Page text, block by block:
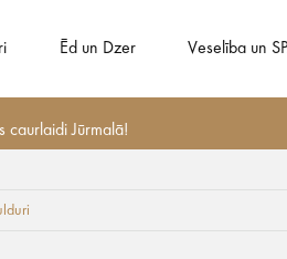
Ēd un Dzer Veselība un
caurlaidi Jūrmalā!